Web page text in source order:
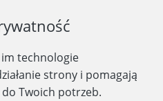
i promocjach.
Zapisz się
technologie
strony i pomagają
Twoich potrzeb.